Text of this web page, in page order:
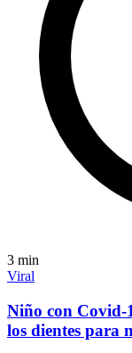
3 min
Viral
Niño con Covid-
los dientes para